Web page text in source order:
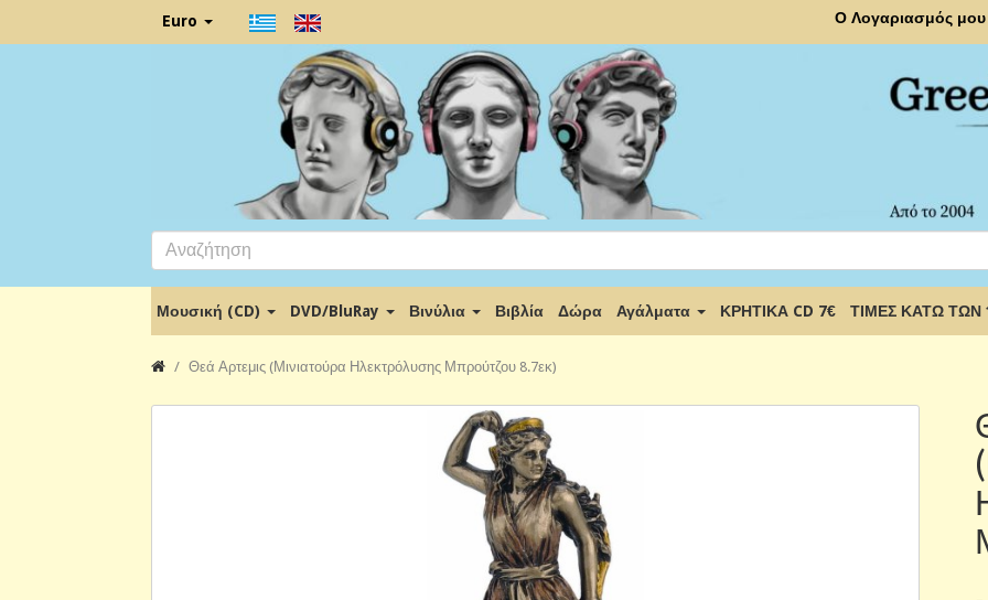
Euro Ο Λογαριασμός μου
Μουσική (CD) DVD/BluRay Βινύλια Βιβλία Δώρα Αγάλματα ΚΡΗΤΙΚΑ CD 7€ ΤΙΜΕΣ ΚΑΤΩ ΤΩΝ
Θεά Αρτεμις (Μινιατούρα Ηλεκτρόλυσης Μπρούτζου 8.7εκ)